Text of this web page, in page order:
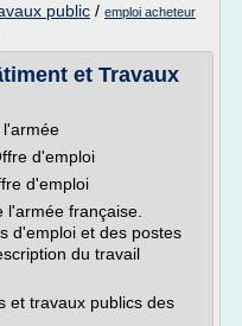
public / emploi acheteur
et Travaux
l'armée
d'emploi
d'emploi
l'armée française.
d'emploi et des postes
du travail
et travaux publics des